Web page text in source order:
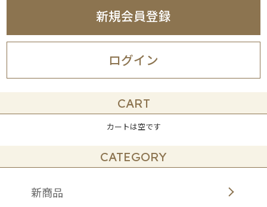
ログイン
新規会員登録
CART
カートは空です
CATEGORY
新商品